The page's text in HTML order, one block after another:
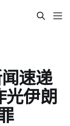
速递
光伊朗